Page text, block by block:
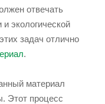
отвечать
и экологической
задач отлично
.
материал
Этот процесс